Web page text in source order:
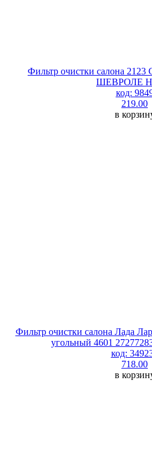
Фильтр очистки салона
ШЕВРОЛЕ
код:
219.00
в
Фильтр очистки салона Лада
угольный 4601
код:
718.00
в